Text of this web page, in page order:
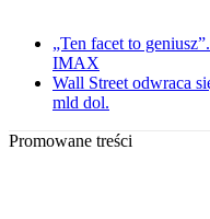
„Ten facet to
IMAX
Wall Street odwraca
mld dol.
Promowane treści